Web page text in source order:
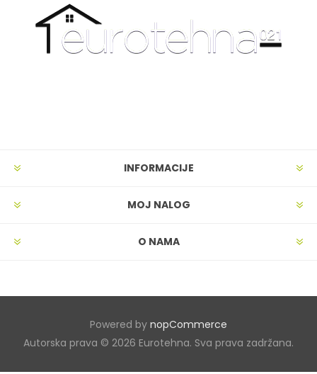
INFORMACIJE
MOJ NALOG
O NAMA
Powered by nopCommerce
Autorska prava © 2026 Eurotehna. Sva prava zadržana.